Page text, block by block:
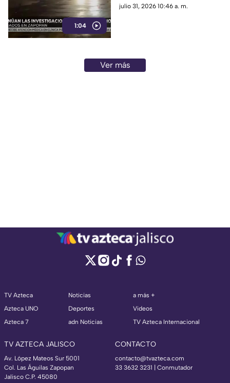
1:04
vida. Las autoridades
julio 31, 2026 10:46 a. m.
Ver más
TV Azteca
Azteca UNO
Azteca 7
Noticias
Deportes
adn Noticias
a más +
Videos
TV Azteca Internacional
TV AZTECA JALISCO
Av. López Mateos Sur 5001
Col. Las Águilas Zapopan
Jalisco C.P. 45080
CONTACTO
contacto@tvazteca.com
33 3632 3231 | Conmutador